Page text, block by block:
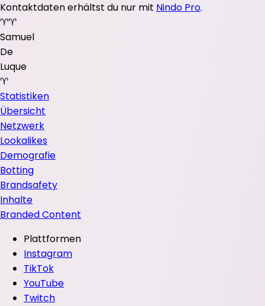
Kontaktdaten erhältst du nur mit Nindo Pro.
♈♈️
Samuel
De
Luque
♈️
Statistiken
Übersicht
Netzwerk
Lookalikes
Demografie
Botting
Brandsafety
Inhalte
Branded Content
Plattformen
Instagram
TikTok
YouTube
Twitch